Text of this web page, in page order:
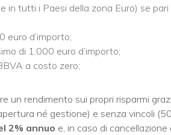
in tutti i Paesi della zona Euro) se
euro d’importo;
di 1.000 euro d’importo;
a costo zero;
un rendimento sui propri risparmi
né gestione) e senza vincoli
2% annuo e, in caso di